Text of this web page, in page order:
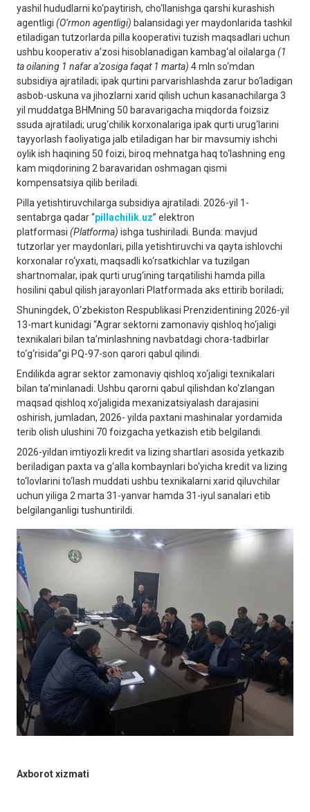
yashil hududlarni ko‘paytirish, cho‘llanishga qarshi kurashish
agentligi (O’rmon agentligi) balansidagi yer maydonlarida tashkil
etiladigan tutzorlarda pilla kooperativi tuzish maqsadlari uchun
ushbu kooperativ a’zosi hisoblanadigan kambag‘al oilalarga (1
ta oilaning 1 nafar a’zosiga faqat 1 marta) 4 mln so‘mdan
subsidiya ajratiladi; ipak qurtini parvarishlashda zarur bo‘ladigan
asbob-uskuna va jihozlarni xarid qilish uchun kasanachilarga 3
yil muddatga BHMning 50 baravarigacha miqdorda foizsiz
ssuda ajratiladi; urug‘chilik korxonalariga ipak qurti urug‘larini
tayyorlash faoliyatiga jalb etiladigan har bir mavsumiy ishchi
oylik ish haqining 50 foizi, biroq mehnatga haq to‘lashning eng
kam miqdorining 2 baravaridan oshmagan qismi
kompensatsiya qilib beriladi.
Pilla yetishtiruvchilarga subsidiya ajratiladi. 2026-yil 1-
sentabrga qadar “pillachilik.uz” elektron
platformasi (Platforma) ishga tushiriladi. Bunda: mavjud
tutzorlar yer maydonlari, pilla yetishtiruvchi va qayta ishlovchi
korxonalar ro‘yxati, maqsadli ko‘rsatkichlar va tuzilgan
shartnomalar, ipak qurti urug‘ining tarqatilishi hamda pilla
hosilini qabul qilish jarayonlari Platformada aks ettirib boriladi;
Shuningdek, O‘zbekiston Respublikasi Prenzidentining 2026-yil
13-mart kunidagi “Agrar sektorni zamonaviy qishloq ho‘jaligi
texnikalari bilan ta’minlashning navbatdagi chora-tadbirlar
to‘g‘risida”gi PQ-97-son qarori qabul qilindi.
Endilikda agrar sektor zamonaviy qishloq xo‘jaligi texnikalari
bilan ta’minlanadi. Ushbu qarorni qabul qilishdan ko‘zlangan
maqsad qishloq xo‘jaligida mexanizatsiyalash darajasini
oshirish, jumladan, 2026- yilda paxtani mashinalar yordamida
terib olish ulushini 70 foizgacha yetkazish etib belgilandi.
2026-yildan imtiyozli kredit va lizing shartlari asosida yetkazib
beriladigan paxta va g‘alla kombaynlari bo‘yicha kredit va lizing
to‘lovlarini to‘lash muddati ushbu texnikalarni xarid qiluvchilar
uchun yiliga 2 marta 31-yanvar hamda 31-iyul sanalari etib
belgilanganligi tushuntirildi.
Axborot xizmati